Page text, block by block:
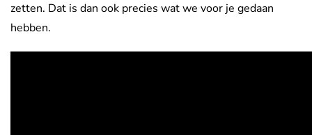
zetten. Dat is dan ook precies wat we voor je gedaan
hebben.